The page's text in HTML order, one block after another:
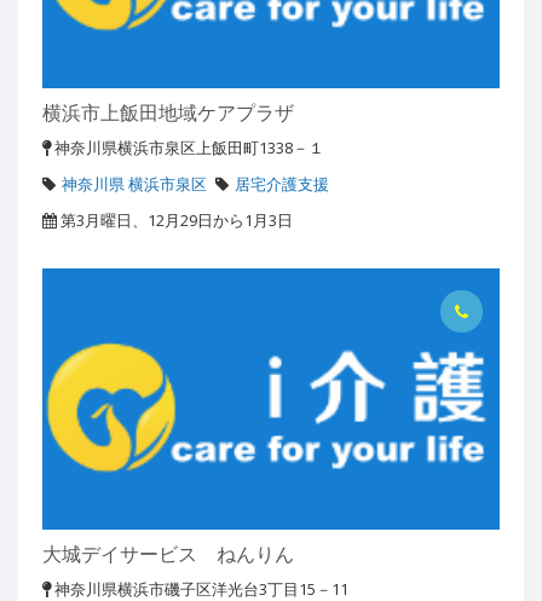
横浜市上飯田地域ケアプラザ
神奈川県横浜市泉区上飯田町1338－１
神奈川県 横浜市泉区
居宅介護支援
第3月曜日、12月29日から1月3日
大城デイサービス ねんりん
神奈川県横浜市磯子区洋光台3丁目15－11